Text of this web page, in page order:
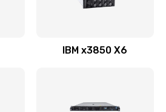
IBM x3850 X6